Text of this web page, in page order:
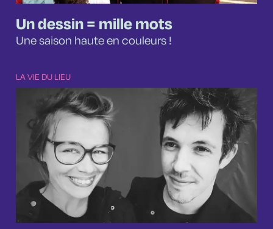
Un dessin = mille mots
Une saison haute en couleurs !
LA VIE DU LIEU